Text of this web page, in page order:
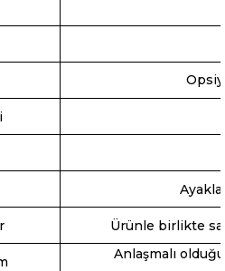
Ürünle birlikte
Anlaşmalı